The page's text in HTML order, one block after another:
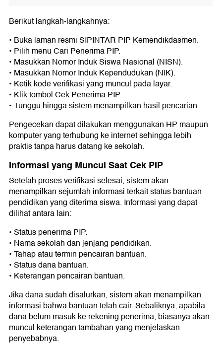
Berikut langkah-langkahnya:
• Buka laman resmi SIPINTAR PIP Kemendikdasmen.
• Pilih menu Cari Penerima PIP.
• Masukkan Nomor Induk Siswa Nasional (NISN).
• Masukkan Nomor Induk Kependudukan (NIK).
• Ketik kode verifikasi yang muncul pada layar.
• Klik tombol Cek Penerima PIP.
• Tunggu hingga sistem menampilkan hasil pencarian.
Pengecekan dapat dilakukan menggunakan HP maupun
komputer yang terhubung ke internet sehingga lebih
praktis tanpa harus datang ke sekolah.
Informasi yang Muncul Saat Cek PIP
Setelah proses verifikasi selesai, sistem akan
menampilkan sejumlah informasi terkait status bantuan
pendidikan yang diterima siswa. Informasi yang dapat
dilihat antara lain:
• Status penerima PIP.
• Nama sekolah dan jenjang pendidikan.
• Tahap atau termin pencairan bantuan.
• Status dana bantuan.
• Keterangan pencairan bantuan.
Jika dana sudah disalurkan, sistem akan menampilkan
informasi bahwa bantuan telah cair. Sebaliknya, apabila
dana belum masuk ke rekening penerima, biasanya akan
muncul keterangan tambahan yang menjelaskan
penyebabnya.